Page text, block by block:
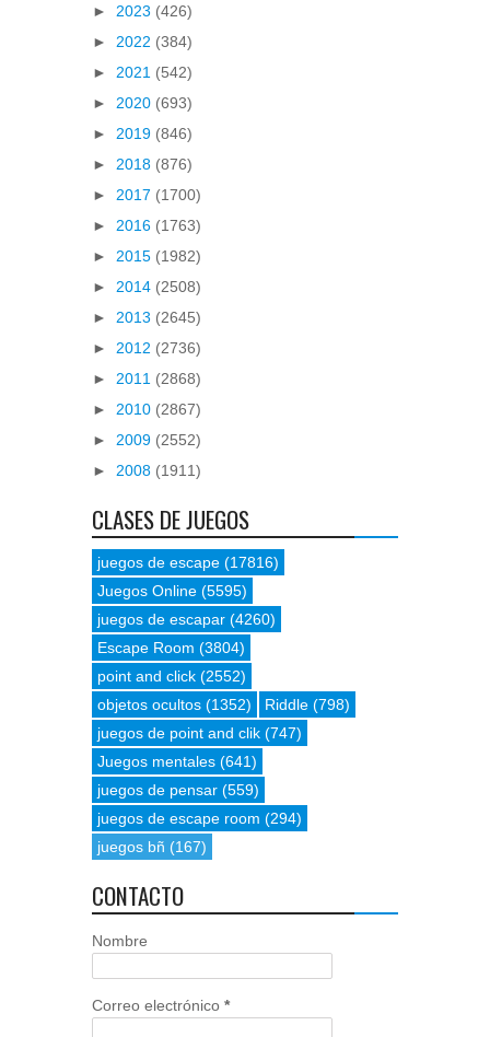
► 2023 (426)
► 2022 (384)
► 2021 (542)
► 2020 (693)
► 2019 (846)
► 2018 (876)
► 2017 (1700)
► 2016 (1763)
► 2015 (1982)
► 2014 (2508)
► 2013 (2645)
► 2012 (2736)
► 2011 (2868)
► 2010 (2867)
► 2009 (2552)
► 2008 (1911)
CLASES DE JUEGOS
juegos de escape (17816)
Juegos Online (5595)
juegos de escapar (4260)
Escape Room (3804)
point and click (2552)
objetos ocultos (1352) Riddle (798)
juegos de point and clik (747)
Juegos mentales (641)
juegos de pensar (559)
juegos de escape room (294)
juegos bñ (167)
CONTACTO
Nombre
Correo electrónico *